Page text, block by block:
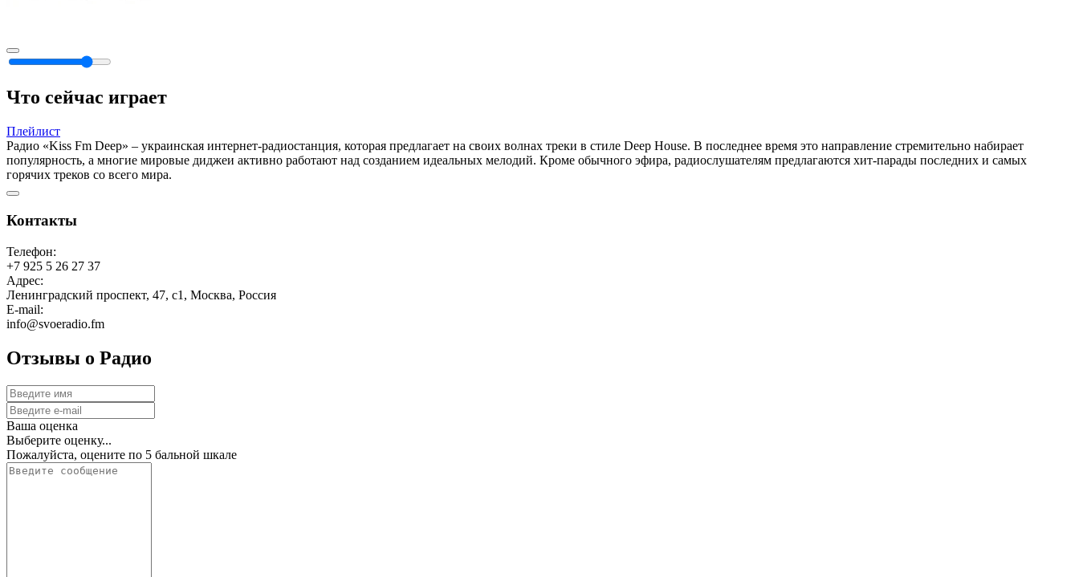
Что сейчас играет
Плейлист
Радио «Kiss Fm Deep» – украинская интернет-радиостанция, которая предлагает на своих волнах треки в стиле Deep House. В последнее время это направление стремительно набирает
популярность, а многие мировые диджеи активно работают над созданием идеальных мелодий. Кроме обычного эфира, радиослушателям предлагаются хит-парады последних и самых
горячих треков со всего мира.
Контакты
Телефон:
+7 925 5 26 27 37
Адрес:
Ленинградский проспект, 47, с1, Москва, Россия
E-mail:
info@svoeradio.fm
Отзывы о Радио
Ваша оценка
Выберите оценку...
Пожалуйста, оцените по 5 бальной шкале